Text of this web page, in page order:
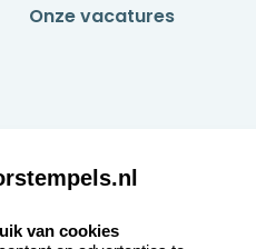
Onze vacatures
Klantenservice:
Contact opnemen
van cookies